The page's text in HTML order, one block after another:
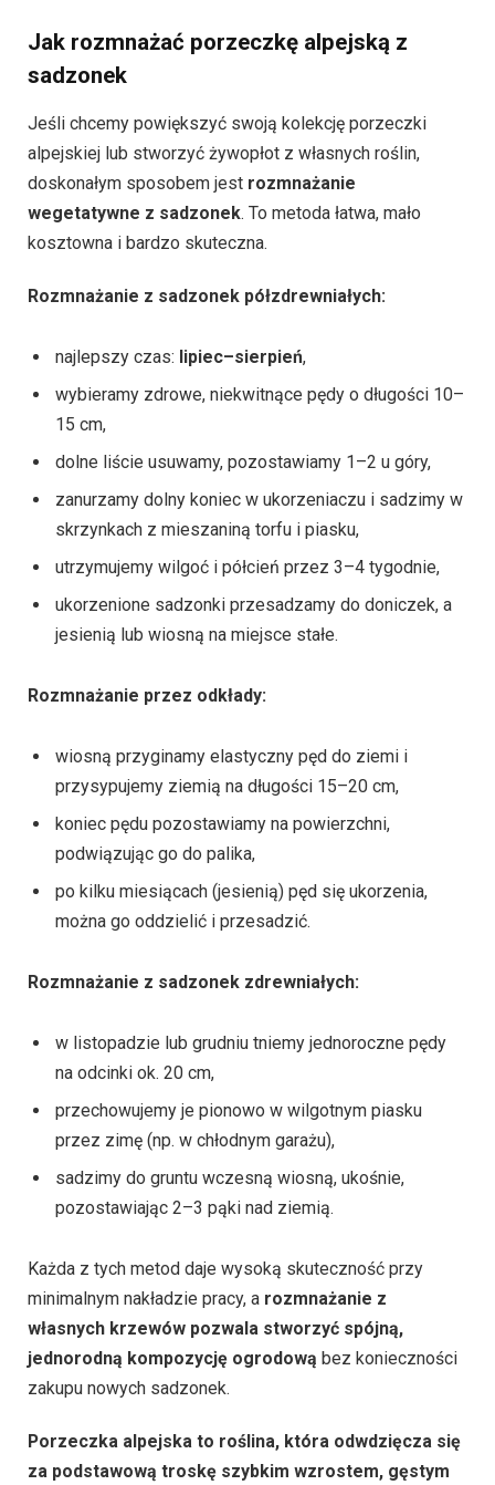
Jak rozmnażać porzeczkę alpejską z
sadzonek
Jeśli chcemy powiększyć swoją kolekcję porzeczki
alpejskiej lub stworzyć żywopłot z własnych roślin,
doskonałym sposobem jest rozmnażanie
wegetatywne z sadzonek. To metoda łatwa, mało
kosztowna i bardzo skuteczna.
Rozmnażanie z sadzonek półzdrewniałych:
najlepszy czas: lipiec–sierpień,
wybieramy zdrowe, niekwitnące pędy o długości 10–
15 cm,
dolne liście usuwamy, pozostawiamy 1–2 u góry,
zanurzamy dolny koniec w ukorzeniaczu i sadzimy w
skrzynkach z mieszaniną torfu i piasku,
utrzymujemy wilgoć i półcień przez 3–4 tygodnie,
ukorzenione sadzonki przesadzamy do doniczek, a
jesienią lub wiosną na miejsce stałe.
Rozmnażanie przez odkłady:
wiosną przyginamy elastyczny pęd do ziemi i
przysypujemy ziemią na długości 15–20 cm,
koniec pędu pozostawiamy na powierzchni,
podwiązując go do palika,
po kilku miesiącach (jesienią) pęd się ukorzenia,
można go oddzielić i przesadzić.
Rozmnażanie z sadzonek zdrewniałych:
w listopadzie lub grudniu tniemy jednoroczne pędy
na odcinki ok. 20 cm,
przechowujemy je pionowo w wilgotnym piasku
przez zimę (np. w chłodnym garażu),
sadzimy do gruntu wczesną wiosną, ukośnie,
pozostawiając 2–3 pąki nad ziemią.
Każda z tych metod daje wysoką skuteczność przy
minimalnym nakładzie pracy, a rozmnażanie z
własnych krzewów pozwala stworzyć spójną,
jednorodną kompozycję ogrodową bez konieczności
zakupu nowych sadzonek.
Porzeczka alpejska to roślina, która odwdzięcza się
za podstawową troskę szybkim wzrostem, gęstym